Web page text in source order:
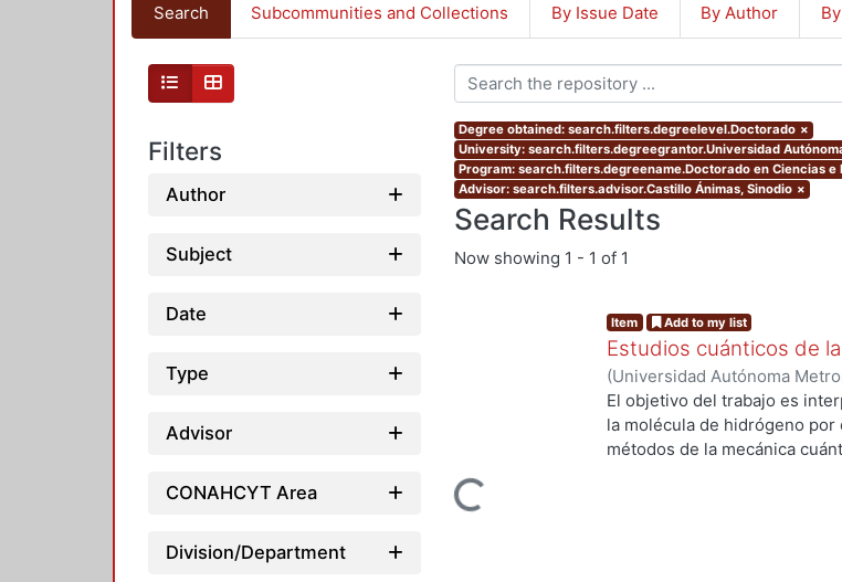
Search Subcommunities and Collections By Issue Date By Author
Filters
Author
Subject
Date
Type
Advisor
CONAHCYT Area
Division/Department
Degree obtained: search.filters.degreelevel.Doctorado ×
University: search.filters.degreegrantor.Universidad
Program: search.filters.degreename.Doctorado en Ciencias e
Advisor: search.filters.advisor.Castillo Ánimas, Sinodio ×
Search Results
Now showing 1 - 1 of 1
Loading...
Item Add to my list
Estudios cuánticos de
(Universidad Autónoma
de Servicios de Información.,
El objetivo del trabajo es
la molécula de hidrógeno
métodos de la mecánica